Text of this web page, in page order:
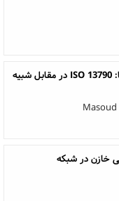
تجزیه و تحلیل مقایسه ای روش های ارزیابی کارایی انرژی برای ساختمان ها: ISO 13790 در مقابل شبیه
خازن در شبکه